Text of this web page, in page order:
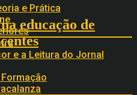
e Prática
e a Leitura do Jornal
educação de